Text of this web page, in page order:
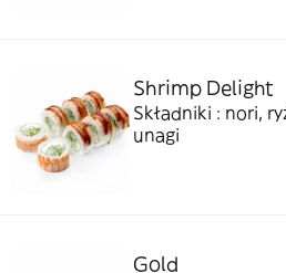
Shrimp Delight
Składniki : nori,
unagi
Gold